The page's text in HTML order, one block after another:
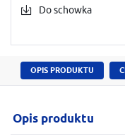
Do schowka
OPIS PRODUKTU
Opis produktu